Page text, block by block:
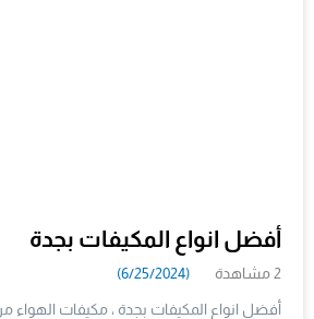
أفضل انواع المكيفات بجدة
2 مشاهدة (6/25/2024)
أفضل انواع المكيفات بجدة ، مكيفات الهواء